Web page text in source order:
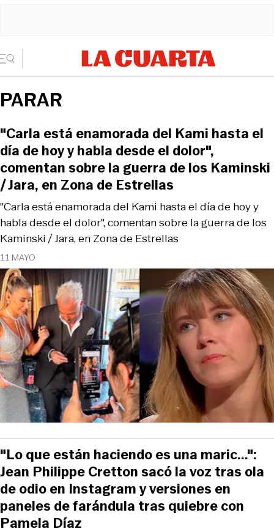
PARAR
11 MAYO
"Carla está enamorada del Kami hasta el día de hoy y
habla desde el dolor", comentan sobre la guerra de los
Kaminski / Jara, en Zona de Estrellas
"Carla está enamorada del Kami hasta el
día de hoy y habla desde el dolor",
comentan sobre la guerra de los Kaminski
/ Jara, en Zona de Estrellas
"Lo que están haciendo es una maric...":
Jean Philippe Cretton sacó la voz tras ola
de odio en Instagram y versiones en
paneles de farándula tras quiebre con
Pamela Díaz